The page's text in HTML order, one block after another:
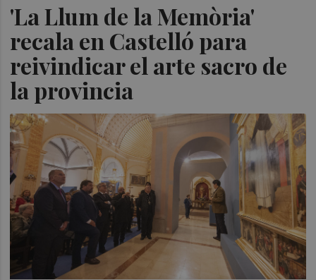
'La Llum de la Memòria'
recala en Castelló para
reivindicar el arte sacro de
la provincia